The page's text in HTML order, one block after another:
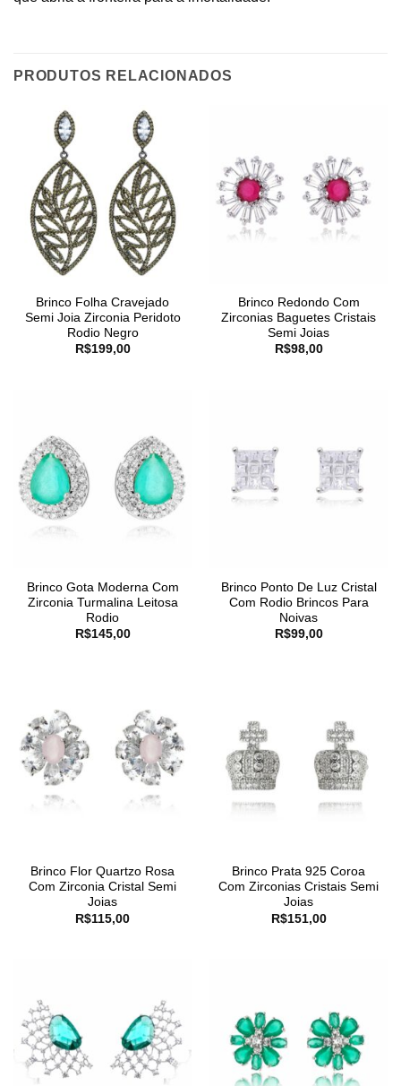
PRODUTOS RELACIONADOS
Brinco Folha Cravejado
Semi Joia Zirconia Peridoto
Rodio Negro
R$199,00
Brinco Redondo Com
Zirconias Baguetes Cristais
Semi Joias
R$98,00
Brinco Gota Moderna Com
Zirconia Turmalina Leitosa
Rodio
R$145,00
Brinco Ponto De Luz Cristal
Com Rodio Brincos Para
Noivas
R$99,00
Brinco Flor Quartzo Rosa
Com Zirconia Cristal Semi
Joias
R$115,00
Brinco Prata 925 Coroa
Com Zirconias Cristais Semi
Joias
R$151,00